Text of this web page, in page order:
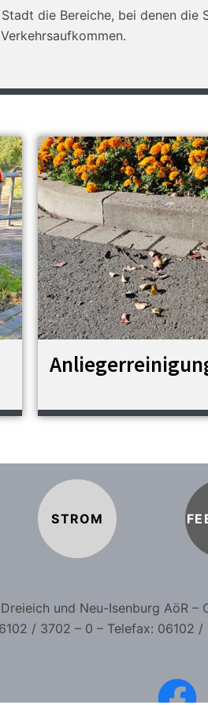
die Bereiche, bei denen
STROM
und Neu-Isenburg AöR
/ 3702 – 0 – Telefax: 06102